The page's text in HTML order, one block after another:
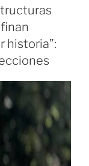
historia”: